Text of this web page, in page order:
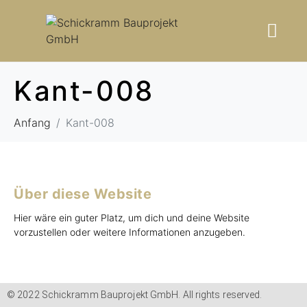
Kant-008
Anfang Kant-008
Über diese Website
Hier wäre ein guter Platz, um dich und deine Website
vorzustellen oder weitere Informationen anzugeben.
© 2022 Schickramm Bauprojekt GmbH. All rights reserved.